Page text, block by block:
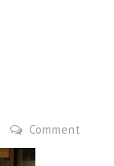
Comment